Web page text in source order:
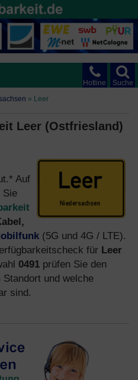
Suche
Hotline
» Leer
Leer (Ostfriesland)
Auf
Sie
(5G und 4G / LTE).
für Leer
0491 prüfen Sie den
Standort und welche
sind.